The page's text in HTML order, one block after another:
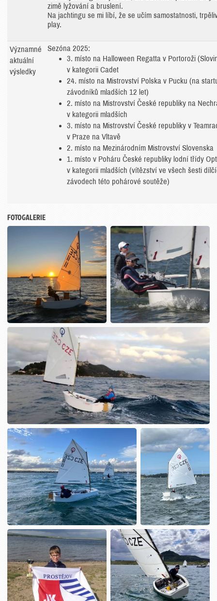
zimě lyžování a bruslení.
Na jachtingu se mi líbí, že se učím samostatnosti,
play.
Významné
aktuální
výsledky
Sezóna 2025:
3. místo na Halloween Regatta v Portoroži
v kategorii Cadet
24. místo na Mistrovství Polska v Pucku (na
závodníků mladších 12 let)
2. místo na Mistrovství České republiky na
v kategorii mladších
3. místo na Mistrovství České republiky v
v Praze na Vltavě
2. místo na Mezinárodním Mistrovství Slovenska
1. místo v Poháru České republiky lodní třídy
v kategorii mladších (vítězství ve všech šesti
závodech této pohárové soutěže)
FOTOGALERIE